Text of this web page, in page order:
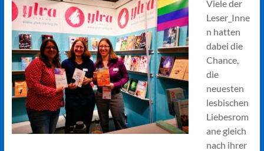
Viele der
Leser_Inne
n hatten
dabei die
Chance,
die
neuesten
lesbischen
Liebesrom
ane gleich
nach ihrer